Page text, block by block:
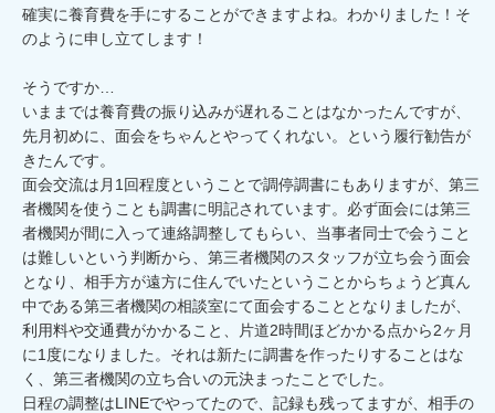
確実に養育費を手にすることができますよね。わかりました！そ
のように申し立てします！
そうですか…
いままでは養育費の振り込みが遅れることはなかったんですが、
先月初めに、面会をちゃんとやってくれない。という履行勧告が
きたんです。
面会交流は月1回程度ということで調停調書にもありますが、第三
者機関を使うことも調書に明記されています。必ず面会には第三
者機関が間に入って連絡調整してもらい、当事者同士で会うこと
は難しいという判断から、第三者機関のスタッフが立ち会う面会
となり、相手方が遠方に住んでいたということからちょうど真ん
中である第三者機関の相談室にて面会することとなりましたが、
利用料や交通費がかかること、片道2時間ほどかかる点から2ヶ月
に1度になりました。それは新たに調書を作ったりすることはな
く、第三者機関の立ち合いの元決まったことでした。
日程の調整はLINEでやってたので、記録も残ってますが、相手の